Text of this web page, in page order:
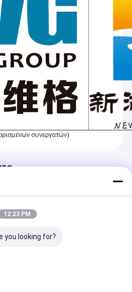
επιστρώματος
εξώθησης
του χαρτιού
μηχανή τοποθέτησης σε στρώματα
συνεργατών)
με το να βοηθήσουμε
τα προϊόντα τους καλύτερα.
συνεισφορές μας στην
με εκτόξευση.Και είμαστε
μας στη βελτίωση της
μας στη βιομηχανία
με περισσότερους εταίρους,
μέλλον μέσω πιο
και πιο αξιόπιστων λύσεων.
12:23 PM
you looking for?